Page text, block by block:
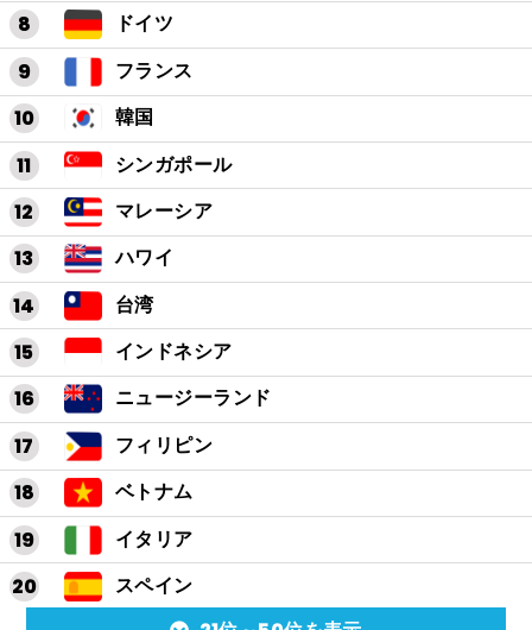
ドイツ
フランス
韓国
シンガポール
マレーシア
ハワイ
台湾
インドネシア
ニュージーランド
フィリピン
ベトナム
イタリア
スペイン